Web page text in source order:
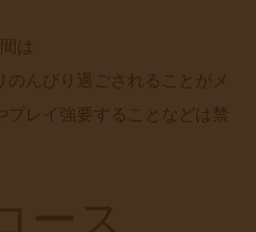
は
んびり過ごされることがメ
レイ強要することなどは禁